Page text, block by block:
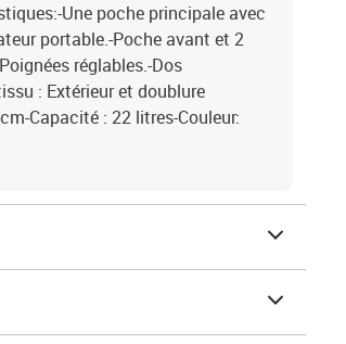
Une poche principale avec
portable.-Poche avant et 2
réglables.-Dos
: Extérieur et doublure
Capacité : 22 litres-Couleur: